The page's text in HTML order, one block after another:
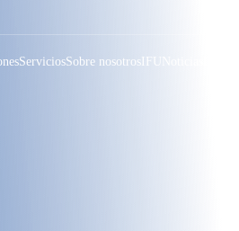
ServiciosSobre nosotrosIFU